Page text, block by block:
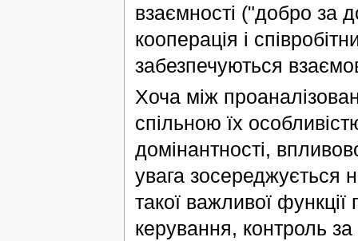
взаємності ("добро за
кооперація і
забезпечуються
Хоча між
спільною їх
домінантності,
увага зосереджується
такої важливої функції
керування, контроль